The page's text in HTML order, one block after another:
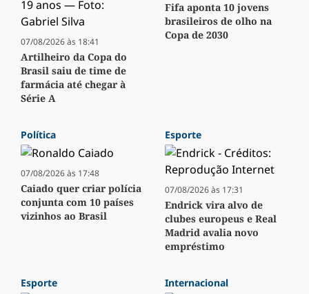
07/08/2026 às 18:41
Artilheiro da Copa do
Brasil saiu de time de
farmácia até chegar à
Série A
Fifa aponta 10 jovens
brasileiros de olho na
Copa de 2030
Política
07/08/2026 às 17:48
Caiado quer criar polícia
conjunta com 10 países
vizinhos ao Brasil
Esporte
07/08/2026 às 17:31
Endrick vira alvo de
clubes europeus e Real
Madrid avalia novo
empréstimo
Esporte Internacional